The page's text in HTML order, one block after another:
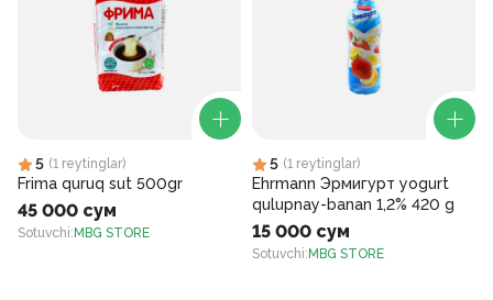
5 (1 reytinglar)
Frima quruq sut 500gr
45 000 сум
Sotuvchi: MBG STORE
5 (1 reytinglar)
Ehrmann Эрмигурт yogurt
qulupnay-banan 1,2% 420 g
15 000 сум
Sotuvchi: MBG STORE